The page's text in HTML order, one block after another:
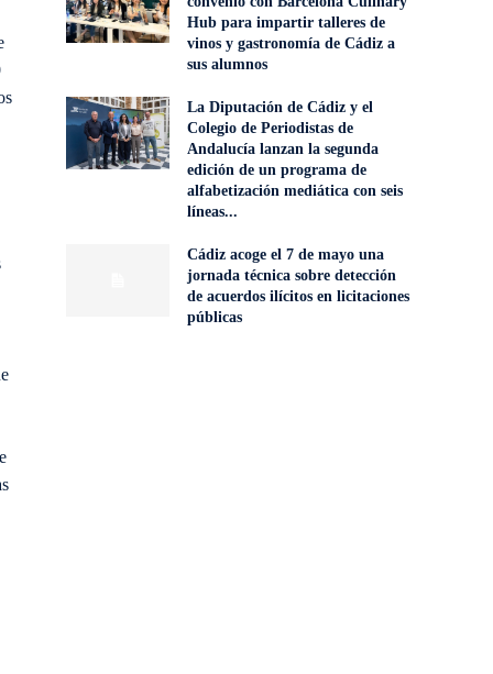
Hub para impartir talleres de
vinos y gastronomía de Cádiz a
sus alumnos
La Diputación de Cádiz y el
Colegio de Periodistas de
Andalucía lanzan la segunda
edición de un programa de
alfabetización mediática con seis
líneas...
Cádiz acoge el 7 de mayo una
jornada técnica sobre detección
de acuerdos ilícitos en licitaciones
públicas